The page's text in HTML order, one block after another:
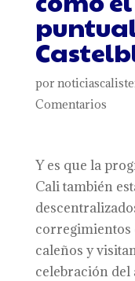
por
Comentarios
Y es que la
Cali también
corregimientos
caleños y
celebración del